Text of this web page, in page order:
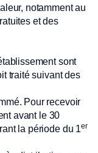
notamment au
et des
sont
traité suivant des
Pour recevoir
avant le 30
la période du 1er